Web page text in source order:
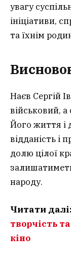
увагу
ініціативи,
та їхнім
Наєв Сергій
військовий,
Його життя і
відданість і
долю цілої
народу.
Читати далі:
творчість
кіно